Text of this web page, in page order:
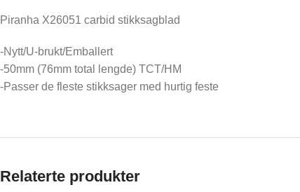
Piranha X26051 carbid stikksagblad
-Nytt/U-brukt/Emballert
-50mm (76mm total lengde) TCT/HM
-Passer de fleste stikksager med hurtig feste
Relaterte produkter